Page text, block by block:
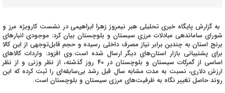
به گزارش پایگاه خبری تحلیلی هبر نیمروز زهرا ابراهیمی در نشست کارویژه مرز و
شورای ساماندهی مبادلات مرزی سیستان و بلوچستان بیان کرد: موجودی انبارهای
برنج استان به چندین برابر نیاز مصرف داخلی رسیده و حجم قابل‌توجهی از این کالا
برای پشتیبانی بازار استان‌های دیگر ارسال شده است.وی افزود: واردات کالاهای
اساسی از گمرکات سیستان و بلوچستان در ۴۰ روز گذشته، از نظر وزنی و از نظر
ارزش دلاری، نسبت به مدت مشابه سال قبل رشد بی‌سابقه‌ای را ثبت کرده که این
روند حاصل تغییر نگاه به ظرفیت‌های مرزی سیستان و بلوچستان است.